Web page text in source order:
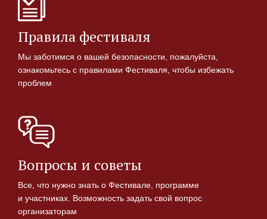
Правила фестиваля
Мы заботимся о вашей безопасности, пожалуйста,
ознакомьтесь с правилами Фестиваля, чтобы избежать
проблем
Вопросы и советы
Все, что нужно знать о Фестивале, программе
и участниках. Возможность задать свой вопрос
организаторам